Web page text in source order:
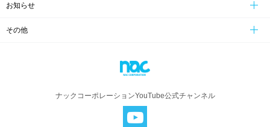
お知らせ
その他
ナックコーポレーションYouTube公式チャンネル